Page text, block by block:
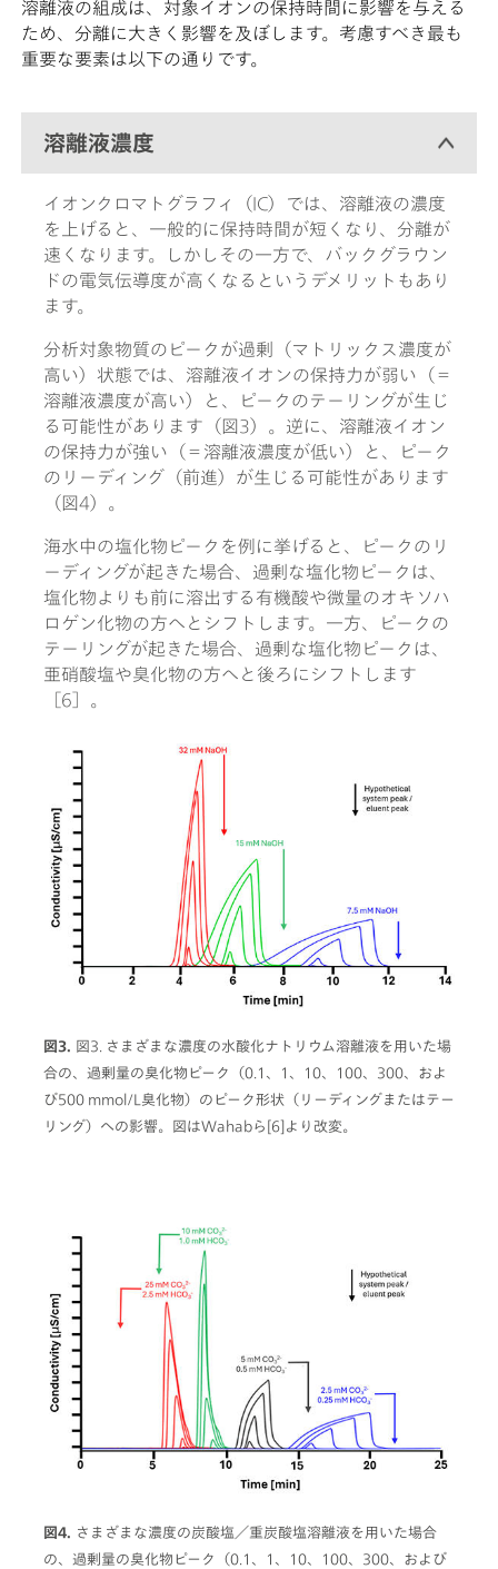
溶離液の組成は、対象イオンの保持時間に影響を与える
ため、分離に大きく影響を及ぼします。考慮すべき最も
重要な要素は以下の通りです。
溶離液濃度
イオンクロマトグラフィ（IC）では、溶離液の濃度
を上げると、一般的に保持時間が短くなり、分離が
速くなります。しかしその一方で、バックグラウン
ドの電気伝導度が高くなるというデメリットもあり
ます。
分析対象物質のピークが過剰（マトリックス濃度が
高い）状態では、溶離液イオンの保持力が弱い（＝
溶離液濃度が高い）と、ピークのテーリングが生じ
る可能性があります（図3）。逆に、溶離液イオン
の保持力が強い（＝溶離液濃度が低い）と、ピーク
のリーディング（前進）が生じる可能性があります
（図4）。
海水中の塩化物ピークを例に挙げると、ピークのリ
ーディングが起きた場合、過剰な塩化物ピークは、
塩化物よりも前に溶出する有機酸や微量のオキソハ
ロゲン化物の方へとシフトします。一方、ピークの
テーリングが起きた場合、過剰な塩化物ピークは、
亜硝酸塩や臭化物の方へと後ろにシフトします
［6］。
図3.
図3. さまざまな濃度の水酸化ナトリウム溶離液を用いた場
合の、過剰量の臭化物ピーク（0.1、1、10、100、300、およ
び500 mmol/L臭化物）のピーク形状（リーディングまたはテー
リング）への影響。図はWahabら[6]より改変。
図4. さまざまな濃度の炭酸塩／重炭酸塩溶離液を用いた場合
の、過剰量の臭化物ピーク（0.1、1、10、100、300、および